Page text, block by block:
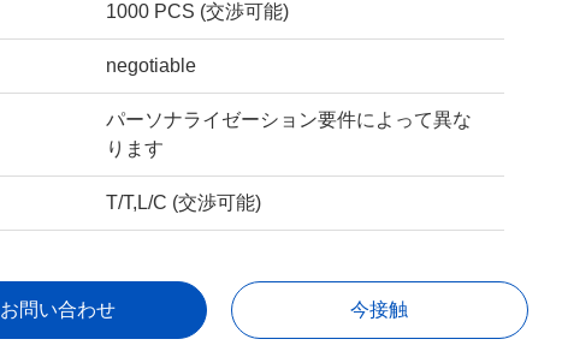
1000 PCS (交渉可能)
negotiable
パーソナライゼーション要件によって異な
ります
T/T,L/C (交渉可能)
お問い合わせ 今接触